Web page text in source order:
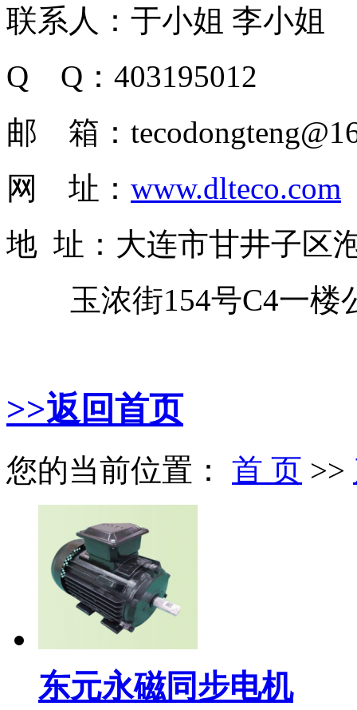
联系人：于小姐 李小姐
Q Q：403195012
邮 箱：
网 址： www.dlteco.com
地 址：大连市甘井子区
玉浓街154号C4一楼
>>返回首页
您的当前位置： 首 页 >>
东元永磁同步电机